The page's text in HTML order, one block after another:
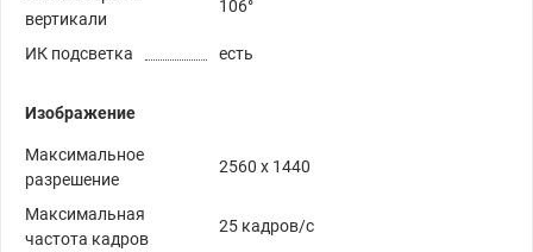
вертикали
106°
ИК подсветка есть
Изображение
Максимальное
разрешение
2560 x 1440
Максимальная
частота кадров
25 кадров/с